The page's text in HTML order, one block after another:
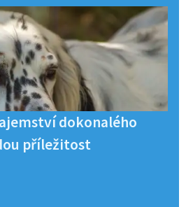
dokonalého
příležitost